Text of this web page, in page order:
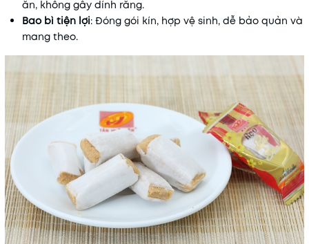
ăn, không gây dính răng.
Bao bì tiện lợi: Đóng gói kín, hợp vệ sinh, dễ bảo quản và
mang theo.